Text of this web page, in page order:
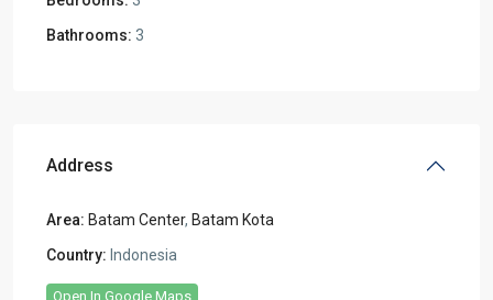
Bathrooms: 3
Address
Area: Batam Center, Batam Kota
Country: Indonesia
Open In Google Maps